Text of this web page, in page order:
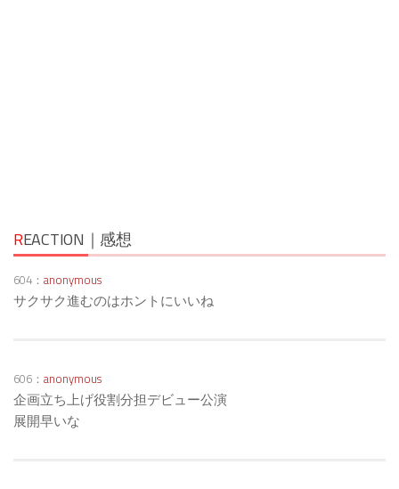
REACTION｜感想
604： anonymous
サクサク進むのはホントにいいね
606： anonymous
企画立ち上げ役割分担デビュー公演
展開早いな